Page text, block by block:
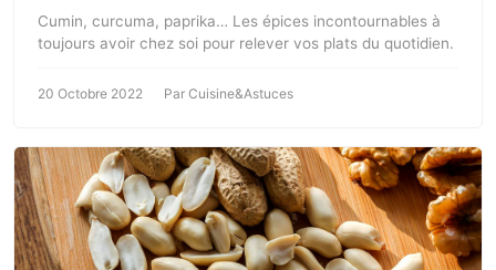
Cumin, curcuma, paprika… Les épices incontournables à
toujours avoir chez soi pour relever vos plats du quotidien.
20 Octobre 2022 Par Cuisine&Astuces